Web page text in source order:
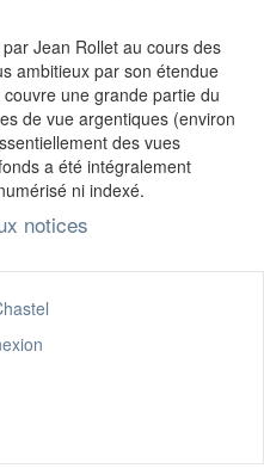
Jean Rollet au cours des
ambitieux par son étendue
une grande partie du
de vue argentiques (environ
des vues
a été intégralement
ni indexé.
notices